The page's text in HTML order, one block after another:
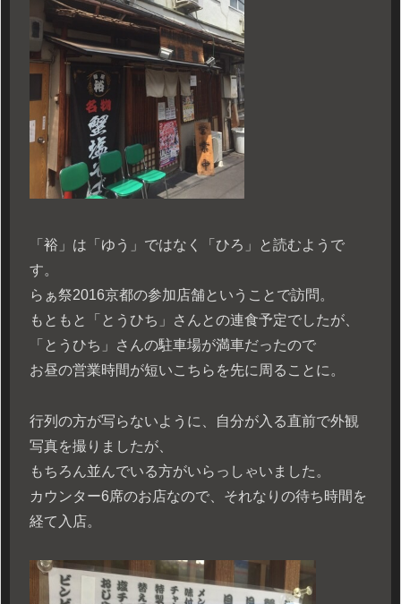
「裕」は「ゆう」ではなく「ひろ」と読むようで
す。
らぁ祭2016京都の参加店舗ということで訪問。
もともと「とうひち」さんとの連食予定でしたが、
「とうひち」さんの駐車場が満車だったので
お昼の営業時間が短いこちらを先に周ることに。
行列の方が写らないように、自分が入る直前で外観
写真を撮りましたが、
もちろん並んでいる方がいらっしゃいました。
カウンター6席のお店なので、それなりの待ち時間を
経て入店。